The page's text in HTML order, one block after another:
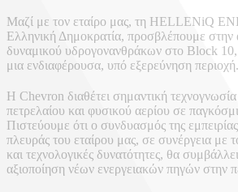
Μαζί με τον εταίρο μας, τη HELLENiQ
Ελληνική Δημοκρατία, προσβλέπουμε στην
δυναμικού υδρογονανθράκων στο Block 10,
μια ενδιαφέρουσα, υπό εξερεύνηση περιοχή.
Η Chevron διαθέτει σημαντική
πετρελαίου και φυσικού αερίου σε
Πιστεύουμε ότι ο συνδυασμός της
πλευράς του εταίρου μας, σε συνέργεια με
και τεχνολογικές δυνατότητες, θα
αξιοποίηση νέων ενεργειακών πηγών στην